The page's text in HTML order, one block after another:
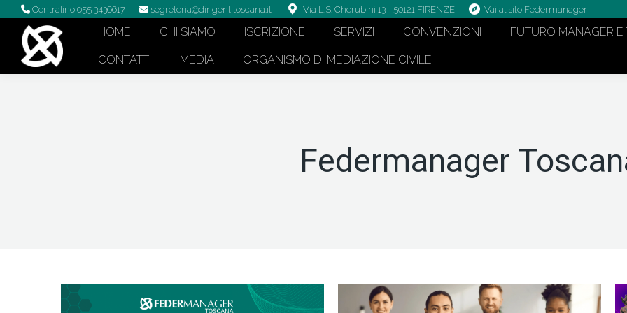
Centralino 055 3436617 segreteria@dirigentitoscana.it Via L.S. Cherubini 13 - 50121 FIRENZE Vai al sito Federmanager
HOME CHI SIAMO ISCRIZIONE SERVIZI CONVENZIONI FUTURO MANAGER E
CONTATTI MEDIA ORGANISMO DI MEDIAZIONE CIVILE
Federmanager